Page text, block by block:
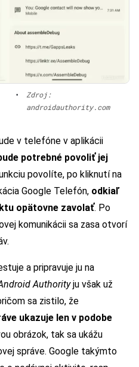
•
Zdroj:
androidauthority.com
v telefóne v aplikácii
potrebné povoliť jej
povolíte, po kliknutí na
Google Telefón, odkiaľ
opätovne zavolať. Po
komunikácii sa zasa otvorí
a pripravuje ju na
Authorityju však už
sa zistilo, že
ukazuje len v podobe
obrázok, tak sa ukážu
správe. Google takýmto